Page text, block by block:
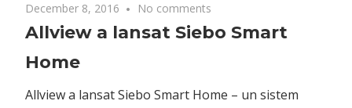
December 8, 2016 No comments
Allview a lansat Siebo Smart
Home
Allview a lansat Siebo Smart Home – un sistem